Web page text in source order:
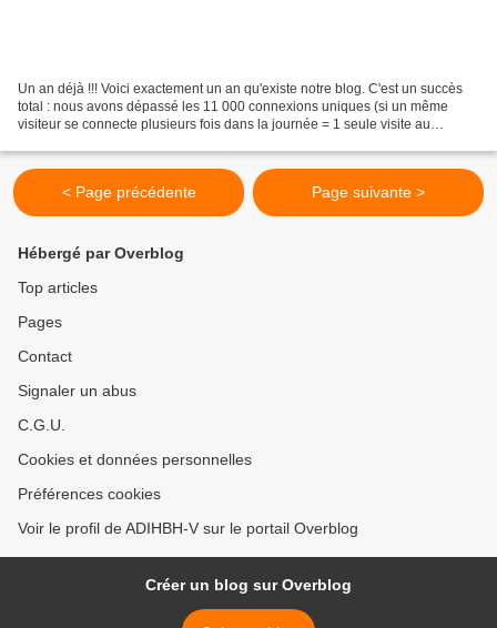
Un an déjà !!! Voici exactement un an qu'existe notre blog. C'est un succès
total : nous avons dépassé les 11 000 connexions uniques (si un même
visiteur se connecte plusieurs fois dans la journée = 1 seule visite au
< Page précédente Page suivante >
Hébergé par Overblog
Top articles
Pages
Contact
Signaler un abus
C.G.U.
Cookies et données personnelles
Préférences cookies
Voir le profil de ADIHBH-V sur le portail Overblog
Créer un blog sur Overblog